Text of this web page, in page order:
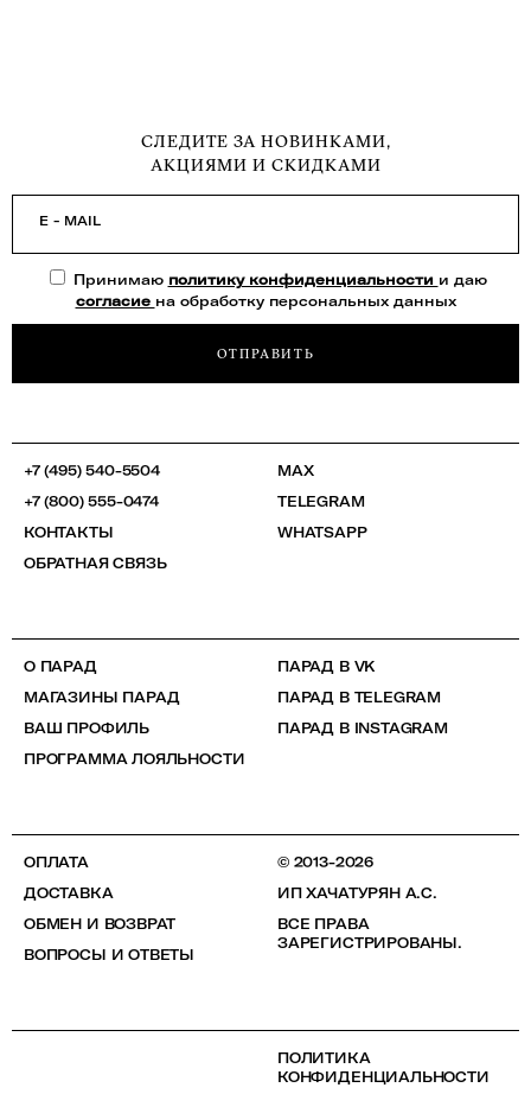
СЛЕДИТЕ ЗА НОВИНКАМИ,
АКЦИЯМИ И СКИДКАМИ
E - MAIL
Принимаю политику конфиденциальности и даю
согласие на обработку персональных данных
ОТПРАВИТЬ
+7 (495) 540-5504
+7 (800) 555-0474
КОНТАКТЫ
ОБРАТНАЯ СВЯЗЬ
MAX
TELEGRAM
WHATSAPP
О ПАРАД
МАГАЗИНЫ ПАРАД
ВАШ ПРОФИЛЬ
ПРОГРАММА ЛОЯЛЬНОСТИ
ПАРАД В VK
ПАРАД В TELEGRAM
ПАРАД В INSTAGRAM
ОПЛАТА
ДОСТАВКА
ОБМЕН И ВОЗВРАТ
ВОПРОСЫ И ОТВЕТЫ
© 2013-2026
ИП ХАЧАТУРЯН А.С.
ВСЕ ПРАВА
ЗАРЕГИСТРИРОВАНЫ.
ПОЛИТИКА
КОНФИДЕНЦИАЛЬНОСТИ